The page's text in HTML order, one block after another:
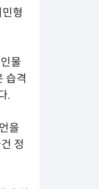
형
물
습격
.
을
정